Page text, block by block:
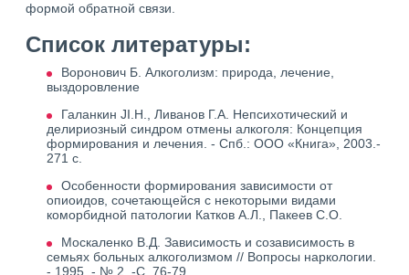
формой обратной связи.
Список литературы:
Воронович Б. Алкоголизм: природа, лечение,
выздоровление
Галанкин JI.H., Ливанов Г.А. Непсихотический и
делириозный синдром отмены алкоголя: Концепция
формирования и лечения. - Спб.: ООО «Книга», 2003.-
271 с.
Особенности формирования зависимости от
опиоидов, сочетающейся с некоторыми видами
коморбидной патологии Катков А.Л., Пакеев С.О.
Москаленко В.Д. Зависимость и созависимость в
семьях больных алкоголизмом // Вопросы наркологии.
- 1995. - № 2. -С. 76-79.